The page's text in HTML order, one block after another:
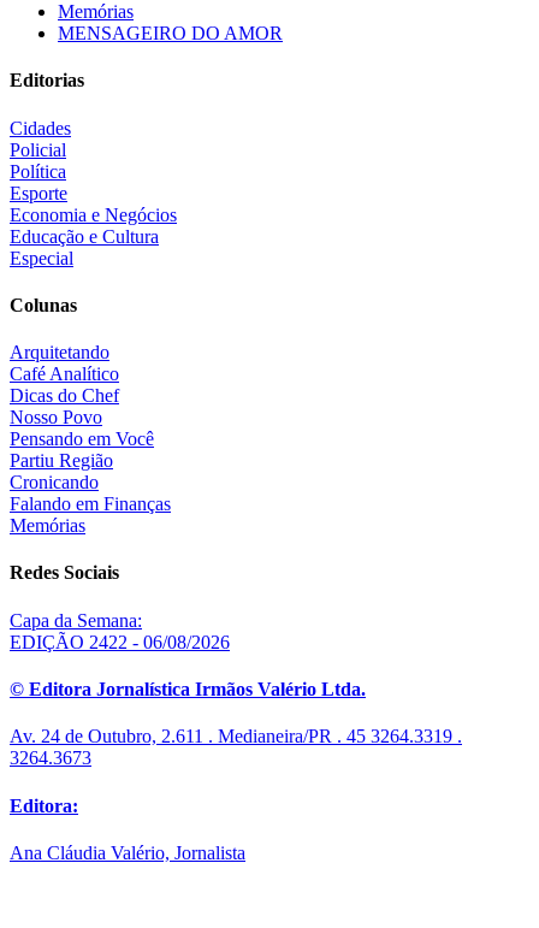
Memórias
MENSAGEIRO DO AMOR
Editorias
Cidades
Policial
Política
Esporte
Economia e Negócios
Educação e Cultura
Especial
Colunas
Arquitetando
Café Analítico
Dicas do Chef
Nosso Povo
Pensando em Você
Partiu Região
Cronicando
Falando em Finanças
Memórias
Redes Sociais
Capa da Semana:
EDIÇÃO 2422 - 06/08/2026
© Editora Jornalística Irmãos Valério Ltda.
Av. 24 de Outubro, 2.611 . Medianeira/PR . 45 3264.3319 .
3264.3673
Editora:
Ana Cláudia Valério, Jornalista